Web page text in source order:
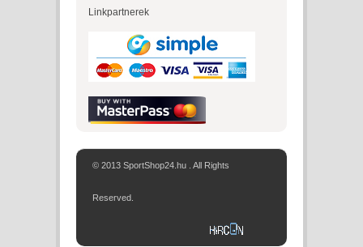
Linkpartnerek
© 2013 SportShop24.hu . All Rights
Reserved.